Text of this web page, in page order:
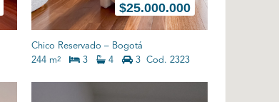
$25.000.000
Chico Reservado – Bogotá
244 m2 3 4 3Cod. 2323